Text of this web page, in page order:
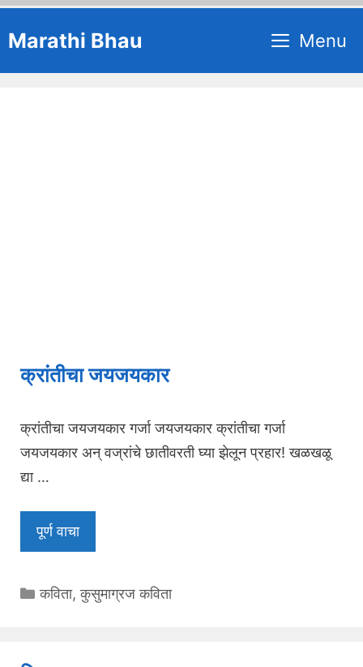
toMarathi Bhau Menu
क्रांतीचा जयजयकार
क्रांतीचा जयजयकार गर्जा जयजयकार क्रांतीचा गर्जा
जयजयकार अन् वज्रांचे छातीवरती घ्या झेलून प्रहार! खळखळू
द्या …
पूर्ण वाचा
Categories
कविता,कुसुमाग्रज कविता